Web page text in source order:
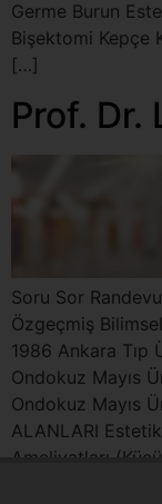
Germe Burun
Bişektomi Kepçe
[…]
Prof. Dr.
Soru Sor
Özgeçmiş
1986 Ankara Tıp
Ondokuz Mayıs
Ondokuz Mayıs
ALANLARI
Ameliyatları